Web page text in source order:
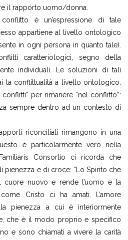
il rapporto uomo/donna.
è un’espressione di tale
appartiene al livello ontologico
in ogni persona in quanto tale).
caratteriologici, segno della
individuali. Le soluzioni di tali
la conflittualità a livello ontologico.
per rimanere “nel conflitto”:
sempre dentro ad un contesto di
riconciliati rimangono in una
è particolarmente vero nella
Consortio ci ricorda che
pienezza e di croce: “Lo Spirito che
cuore nuovo e rende l’uomo e la
Cristo ci ha amati. L’amore
pienezza a cui è interiormente
che è il modo proprio e specifico
e sono chiamati a vivere la carità